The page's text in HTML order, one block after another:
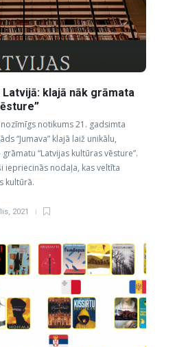
klajā nāk grāmata
notikums 21. gadsimta
“Jumava” klajā laiž unikālu,
“Latvijas kultūras vēsture”.
iepriecinās nodaļa, kas veltīta
kultūrā.
2021